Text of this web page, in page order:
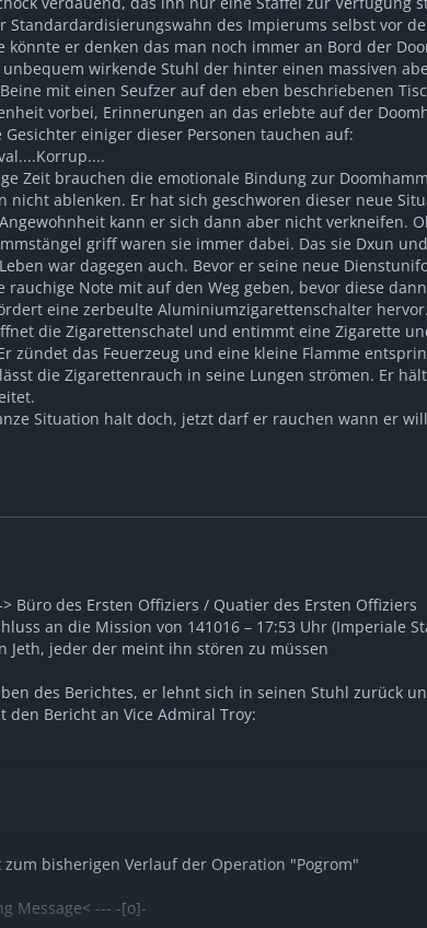
Standardardisierungswahn des Impierums selbst vor
könnte er denken das man noch immer an Bord der
wirkende Stuhl der hinter einen massiven
mit einen Seufzer auf den eben beschriebenen
vorbei, Erinnerungen an das erlebte auf der
einiger dieser Personen tauchen auf:
Zeit brauchen die emotionale Bindung zur
nicht ablenken. Er hat sich geschworen dieser neue
kann er sich dann aber nicht verkneifen.
griff waren sie immer dabei. Das sie Dxun
war dagegen auch. Bevor er seine neue
rauchige Note mit auf den Weg geben, bevor diese
eine zerbeulte Aluminiumzigarettenschalter
die Zigarettenschatel und entimmt eine Zigarette
zündet das Feuerzeug und eine kleine Flamme
die Zigarettenrauch in seine Lungen strömen. Er
Situation halt doch, jetzt darf er rauchen wann er
Büro des Ersten Offiziers / Quatier des Ersten Offiziers
an die Mission von 141016 – 17:53 Uhr (Imperiale
Jeth, jeder der meint ihn stören zu müssen
des Berichtes, er lehnt sich in seinen Stuhl zurück
den Bericht an Vice Admiral Troy:
zum bisherigen Verlauf der Operation "Pogrom"
Message< --- -[o]-